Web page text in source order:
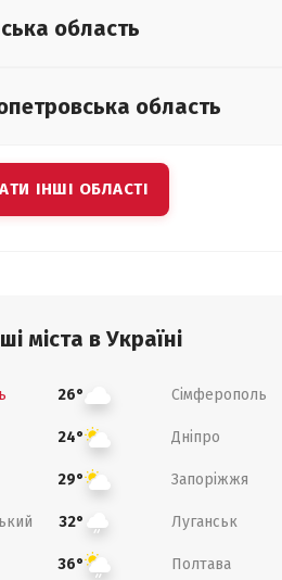
область
область
ІНШІ ОБЛАСТІ
міста в Україні
26° Сімферополь
24° Дніпро
29° Запоріжжя
32° Луганськ
36° Полтава